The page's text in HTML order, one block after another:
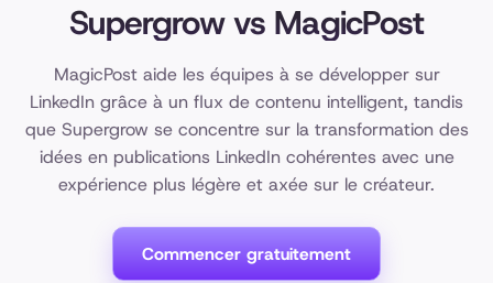
Supergrow vs MagicPost
MagicPost aide les équipes à se développer sur
LinkedIn grâce à un flux de contenu intelligent, tandis
que Supergrow se concentre sur la transformation des
idées en publications LinkedIn cohérentes avec une
expérience plus légère et axée sur le créateur.
Commencer gratuitement